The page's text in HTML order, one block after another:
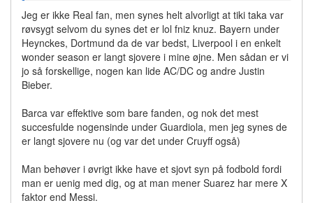
Jeg er ikke Real fan, men synes helt alvorligt at tiki taka var
røvsygt selvom du synes det er lol fniz knuz. Bayern under
Heynckes, Dortmund da de var bedst, Liverpool i en enkelt
wonder season er langt sjovere i mine øjne. Men sådan er vi
jo så forskellige, nogen kan lide AC/DC og andre Justin
Bieber.
Barca var effektive som bare fanden, og nok det mest
succesfulde nogensinde under Guardiola, men jeg synes de
er langt sjovere nu (og var det under Cruyff også)
Man behøver i øvrigt ikke have et sjovt syn på fodbold fordi
man er uenig med dig, og at man mener Suarez har mere X
faktor end Messi.